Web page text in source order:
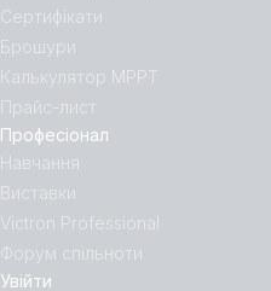
Сертифікати
Брошури
Калькулятор MPPT
Прайс-лист
Професіонал
Навчання
Виставки
Victron Professional
Форум спільноти
Увійти